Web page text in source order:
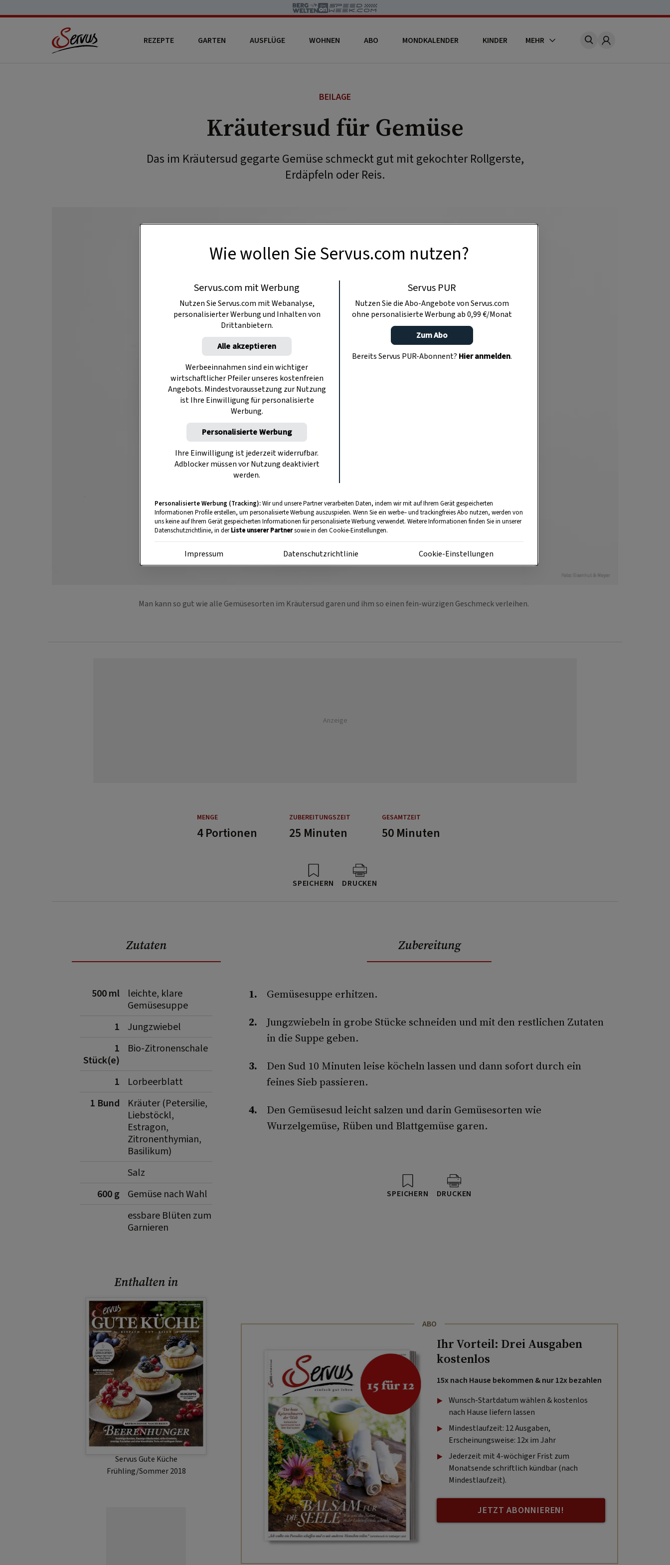
REZEPTE GARTEN AUSFLÜGE WOHNEN ABO MONDKALENDER KINDER MEHR Account
BEILAGE
Kräutersud für Gemüse
Das im Kräutersud gegarte Gemüse schmeckt gut mit gekochter Rollgerste,
Erdäpfeln oder Reis.
Foto: Eisenhut & Mayer
Man kann so gut wie alle Gemüsesorten im Kräutersud garen und ihm so einen fein-würzigen Geschmeck verleihen.
Anzeige
MENGE ZUBEREITUNGSZEIT GESAMTZEIT
4 Portionen 25 Minuten 50 Minuten
SPEICHERN DRUCKEN
Zutaten
500 ml
leichte, klare
Gemüsesuppe
1
Jungzwiebel
1
Stück(e)
Bio-Zitronenschale
1
Lorbeerblatt
1 Bund
Kräuter (Petersilie,
Liebstöckl,
Estragon,
Zitronenthymian,
Basilikum)
Salz
600 g
Gemüse nach Wahl
essbare Blüten zum
Garnieren
Enthalten in
Servus Gute Küche
Frühling/Sommer 2018
Zubereitung
Gemüsesuppe erhitzen.
Jungzwiebeln in grobe Stücke schneiden und mit den restlichen Zutaten
in die Suppe geben.
Den Sud 10 Minuten leise köcheln lassen und dann sofort durch ein
feines Sieb passieren.
Den Gemüsesud leicht salzen und darin Gemüsesorten wie
Wurzelgemüse, Rüben und Blattgemüse garen.
SPEICHERN DRUCKEN
ABO
Ihr Vorteil: Drei Ausgaben
kostenlos
15x nach Hause bekommen & nur 12x bezahlen
Wunsch-Startdatum wählen & kostenlos
nach Hause liefern lassen
Mindestlaufzeit: 12 Ausgaben,
Erscheinungsweise: 12x im Jahr
Jederzeit mit 4-wöchiger Frist zum
Monatsende schriftlich kündbar (nach
Mindestlaufzeit).
JETZT ABONNIEREN!
Wie wollen Sie Servus.com nutzen?
Servus.com mit Werbung
Nutzen Sie Servus.com mit Webanalyse,
personalisierter Werbung und Inhalten von
Drittanbietern.
Alle akzeptieren
Werbeeinnahmen sind ein wichtiger
wirtschaftlicher Pfeiler unseres kostenfreien
Angebots. Mindestvoraussetzung zur Nutzung
ist Ihre Einwilligung für personalisierte
Werbung.
Personalisierte Werbung
Ihre Einwilligung ist jederzeit widerrufbar.
Adblocker müssen vor Nutzung deaktiviert
werden.
Servus PUR
Nutzen Sie die Abo-Angebote von Servus.com
ohne personalisierte Werbung ab 0,99 €/Monat
Zum Abo
Bereits Servus PUR-Abonnent? Hier anmelden.
Personalisierte Werbung (Tracking):Wir und unsere Partner verarbeiten Daten, indem wir mit auf Ihrem Gerät gespeicherten
Informationen Profile erstellen, um personalisierte Werbung auszuspielen. Wenn Sie ein werbe– und trackingfreies Abo nutzen, werden von
uns keine auf Ihrem Gerät gespeicherten Informationen für personalisierte Werbung verwendet. Weitere Informationen finden Sie in unserer
Datenschutzrichtlinie, in derListe unserer Partnersowie in den Cookie-Einstellungen.
Impressum Datenschutzrichtlinie Cookie-Einstellungen